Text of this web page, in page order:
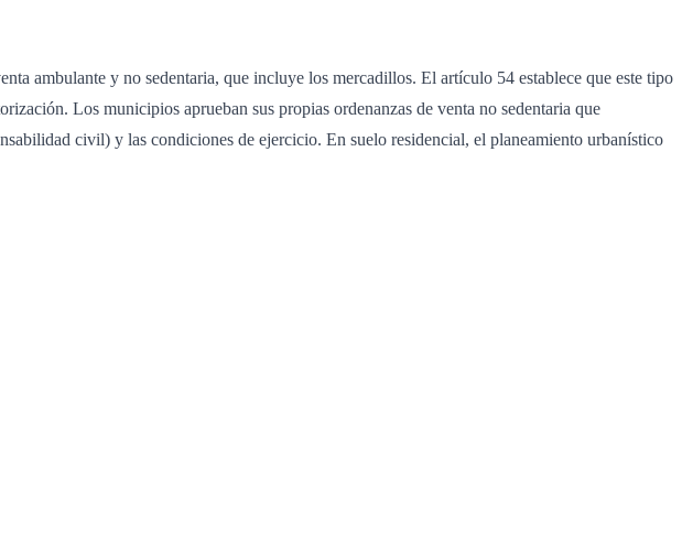
ambulante y no sedentaria, que incluye los mercadillos. El artículo 54 establece que este tipo
Los municipios aprueban sus propias ordenanzas de venta no sedentaria que
civil) y las condiciones de ejercicio. En suelo residencial, el planeamiento urbanístico